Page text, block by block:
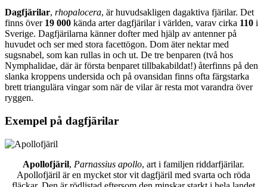
Dagfjärilar, rhopalocera, är huvudsakligen dagaktiva fjärilar. Det
finns över 19 000 kända arter dagfjärilar i världen, varav cirka 110 i
Sverige. Dagfjärilarna känner dofter med hjälp av antenner på
huvudet och ser med stora facettögon. Dom äter nektar med
sugsnabel, som kan rullas in och ut. De tre benparen (två hos
Nymphalidae, där är första benparet tillbakabildat!) återfinns på den
slanka kroppens undersida och på ovansidan finns ofta färgstarka
brett triangulära vingar som när de vilar är resta mot varandra över
ryggen.
Exempel på dagfjärilar
Apollofjäril, Parnassius apollo, art i familjen riddarfjärilar.
Apollofjäril är en mycket stor vit dagfjäril med svarta och röda